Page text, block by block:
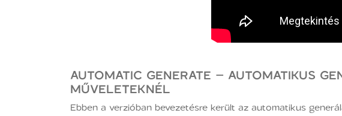
AUTOMATIC GENERATE – AUTOMATIKUS
MŰVELETEKNÉL
Ebben a verzióban bevezetésre került az automatikus